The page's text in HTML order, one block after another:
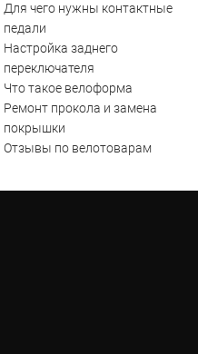
Для чего нужны контактные
педали
Настройка заднего
переключателя
Что такое велоформа
Ремонт прокола и замена
покрышки
Отзывы по велотоварам